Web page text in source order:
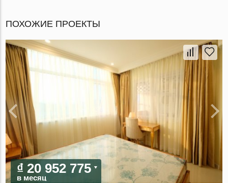
ПОХОЖИЕ ПРОЕКТЫ
₫ 20 952 775
в месяц